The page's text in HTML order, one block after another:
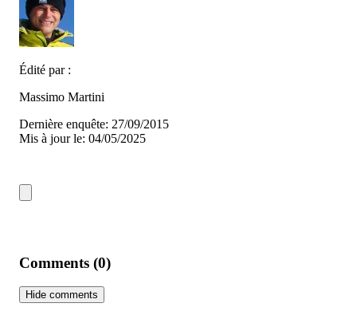
Édité par :
Massimo Martini
Dernière enquête: 27/09/2015
Mis à jour le: 04/05/2025
Comments (0)
Hide comments